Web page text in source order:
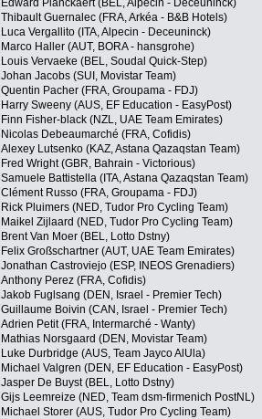
Edward Planckaert (BEL, Alpecin - Deceuninck)
Thibault Guernalec (FRA, Arkéa - B&B Hotels)
Luca Vergallito (ITA, Alpecin - Deceuninck)
Marco Haller (AUT, BORA - hansgrohe)
Louis Vervaeke (BEL, Soudal Quick-Step)
Johan Jacobs (SUI, Movistar Team)
Quentin Pacher (FRA, Groupama - FDJ)
Harry Sweeny (AUS, EF Education - EasyPost)
Finn Fisher-black (NZL, UAE Team Emirates)
Nicolas Debeaumarché (FRA, Cofidis)
Alexey Lutsenko (KAZ, Astana Qazaqstan Team)
Fred Wright (GBR, Bahrain - Victorious)
Samuele Battistella (ITA, Astana Qazaqstan Team)
Clément Russo (FRA, Groupama - FDJ)
Rick Pluimers (NED, Tudor Pro Cycling Team)
Maikel Zijlaard (NED, Tudor Pro Cycling Team)
Brent Van Moer (BEL, Lotto Dstny)
Felix Großschartner (AUT, UAE Team Emirates)
Jonathan Castroviejo (ESP, INEOS Grenadiers)
Anthony Perez (FRA, Cofidis)
Jakob Fuglsang (DEN, Israel - Premier Tech)
Guillaume Boivin (CAN, Israel - Premier Tech)
Adrien Petit (FRA, Intermarché - Wanty)
Mathias Norsgaard (DEN, Movistar Team)
Luke Durbridge (AUS, Team Jayco AlUla)
Michael Valgren (DEN, EF Education - EasyPost)
Jasper De Buyst (BEL, Lotto Dstny)
Gijs Leemreize (NED, Team dsm-firmenich PostNL)
Michael Storer (AUS, Tudor Pro Cycling Team)